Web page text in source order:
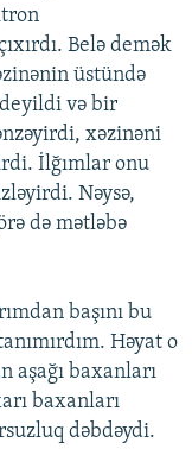
Belə demək
üstündə
və bir
xəzinəni
İlğımlar onu
Nəysə,
də mətləbə
başını bu
Həyat o
aşağı baxanları
baxanları
dəbdəydi.